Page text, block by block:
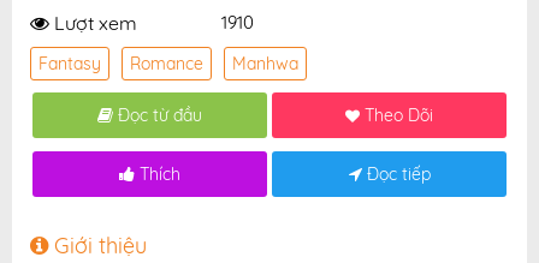
Lượt xem 1910
Fantasy Romance Manhwa
Đọc từ đầu Theo Dõi
Thích Đọc tiếp
Giới thiệu